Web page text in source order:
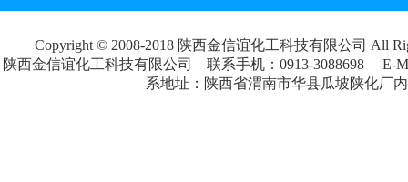
Copyright © 2008-2018 陕西金信谊化工科技有限公司 All
陕西金信谊化工科技有限公司 联系手机：0913-3088698
系地址：陕西省渭南市华县瓜坡陕化厂